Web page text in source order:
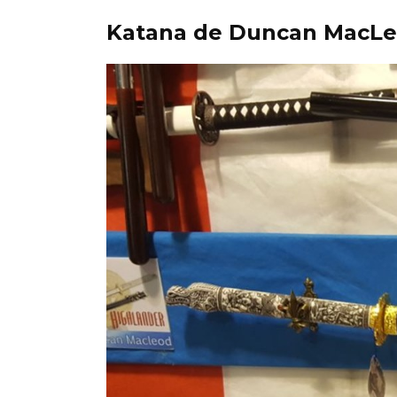
Katana de Duncan